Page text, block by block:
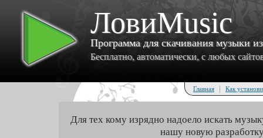
ЛовиMusic
Программа для скачивания музыки
Бесплатно, автоматически, с любых
Главная | Как
Для тех кому изрядно надоело искать
нашу новую